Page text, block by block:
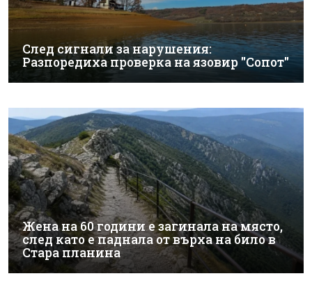
След сигнали за нарушения:
Разпоредиха проверка на язовир "Сопот"
Жена на 60 години е загинала на място,
след като е паднала от върха на било в
Стара планина